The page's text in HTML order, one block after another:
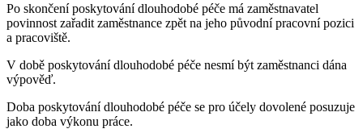
Po skončení poskytování dlouhodobé péče má zaměstnavatel
povinnost zařadit zaměstnance zpět na jeho původní pracovní pozici
a pracoviště.
V době poskytování dlouhodobé péče nesmí být zaměstnanci dána
výpověď.
Doba poskytování dlouhodobé péče se pro účely dovolené posuzuje
jako doba výkonu práce.